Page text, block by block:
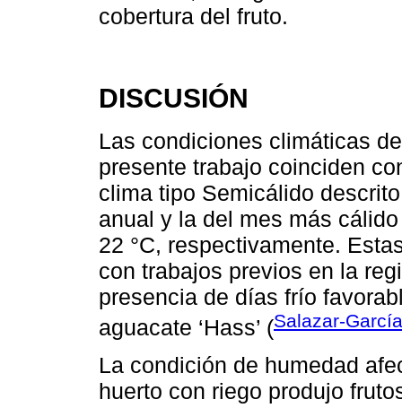
cobertura del fruto.
DISCUSIÓN
Las condiciones climáticas
presente trabajo coinciden
clima tipo Semicálido
anual y la del mes más
22 °C, respectivamente.
con trabajos previos en la
presencia de días frío
aguacate ‘Hass’ (Salazar-
La condición de humedad
huerto con riego produjo